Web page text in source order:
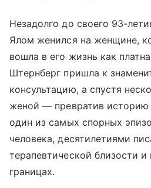
Незадолго до своего 93-
Ялом женился на женщине,
вошла в его жизнь как
Штернберг пришла к
консультацию, а спустя
женой — превратив историю
один из самых спорных
человека, десятилетиями
терапевтической близости
границах.